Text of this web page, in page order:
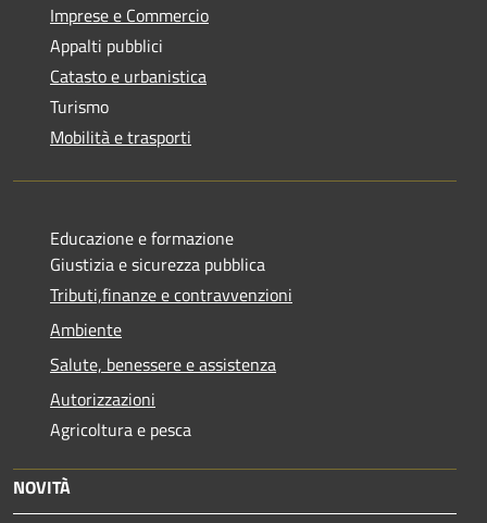
Imprese e Commercio
Appalti pubblici
Catasto e urbanistica
Turismo
Mobilità e trasporti
Educazione e formazione
Giustizia e sicurezza pubblica
Tributi,finanze e contravvenzioni
Ambiente
Salute, benessere e assistenza
Autorizzazioni
Agricoltura e pesca
NOVITÀ